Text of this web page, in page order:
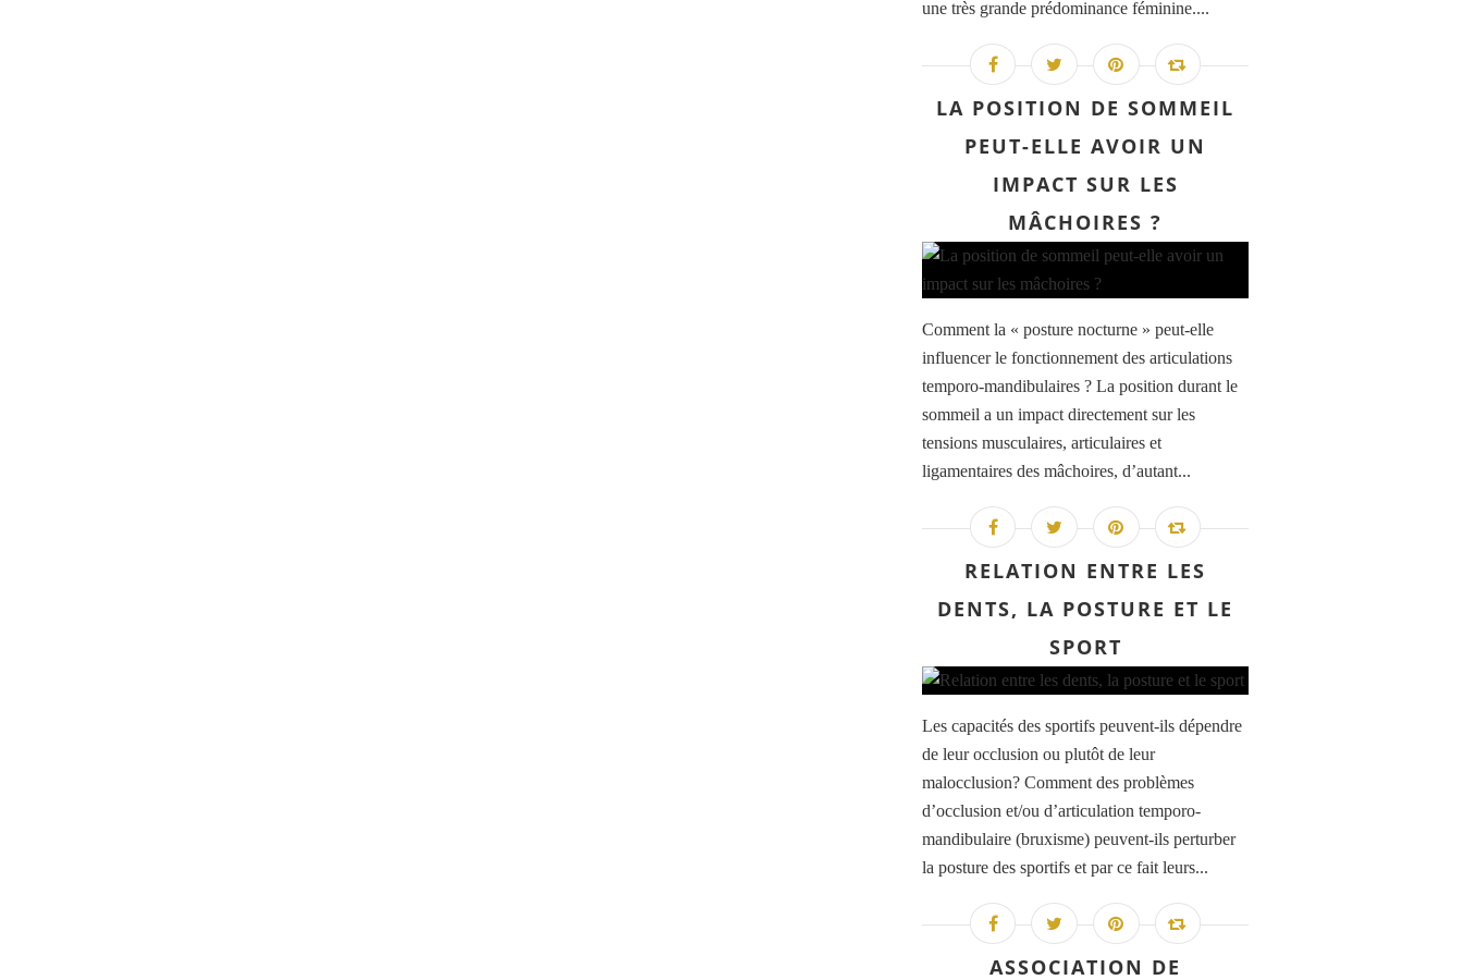
une très grande prédominance féminine....
LA POSITION DE SOMMEIL
PEUT-ELLE AVOIR UN
IMPACT SUR LES
MÂCHOIRES ?
Comment la « posture nocturne » peut-elle
influencer le fonctionnement des articulations
temporo-mandibulaires ? La position durant le
sommeil a un impact directement sur les
tensions musculaires, articulaires et
ligamentaires des mâchoires, d’autant...
RELATION ENTRE LES
DENTS, LA POSTURE ET LE
SPORT
Les capacités des sportifs peuvent-ils dépendre
de leur occlusion ou plutôt de leur
malocclusion? Comment des problèmes
d’occlusion et/ou d’articulation temporo-
mandibulaire (bruxisme) peuvent-ils perturber
la posture des sportifs et par ce fait leurs...
ASSOCIATION DE